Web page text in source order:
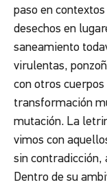
paso en
desechos en
saneamiento
virulentas,
con otros cuerpos
transformación
mutación. La
vimos con
sin contradicción,
Dentro de su